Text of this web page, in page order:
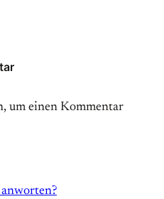
um einen Kommentar